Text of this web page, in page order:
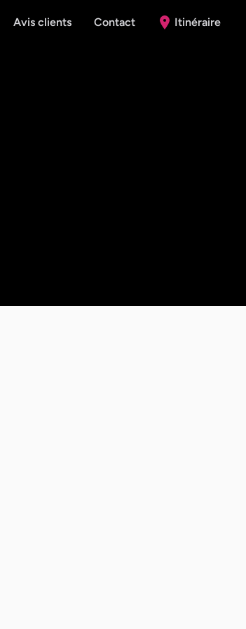
Avis clients Contact Itinéraire